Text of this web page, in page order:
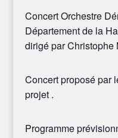
ConcertOrchestre
Département de la
dirigé par Christophe
Concert proposé par
projet .
Programme